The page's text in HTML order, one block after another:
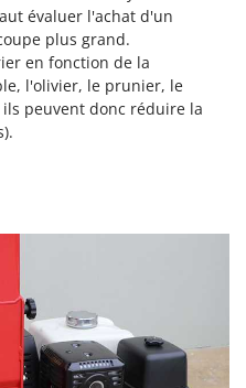
évaporation
aluminium
évaluer l'achat d'un
plus grand.
en fonction de la
l'olivier, le prunier, le
peuvent donc réduire la